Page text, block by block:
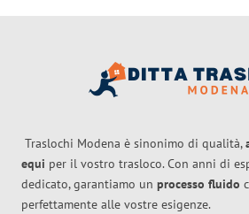
Traslochi Modena è sinonimo di qualità,
equi per il vostro trasloco. Con anni di
dedicato, garantiamo un processo fluido
perfettamente alle vostre esigenze.